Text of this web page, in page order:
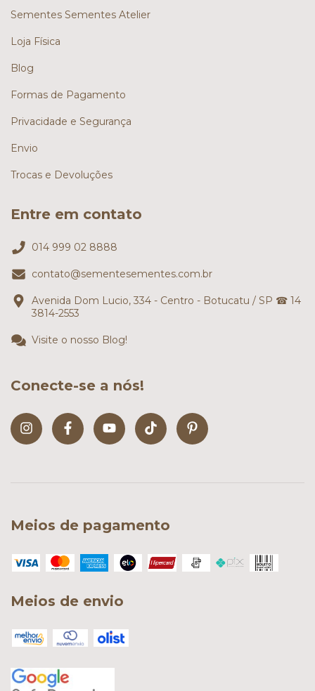
Sementes Sementes Atelier
Loja Física
Blog
Formas de Pagamento
Privacidade e Segurança
Envio
Trocas e Devoluções
Entre em contato
014 999 02 8888
contato@sementesementes.com.br
Avenida Dom Lucio, 334 - Centro - Botucatu / SP ☎ 14
3814-2553
Visite o nosso Blog!
Conecte-se a nós!
Meios de pagamento
Meios de envio